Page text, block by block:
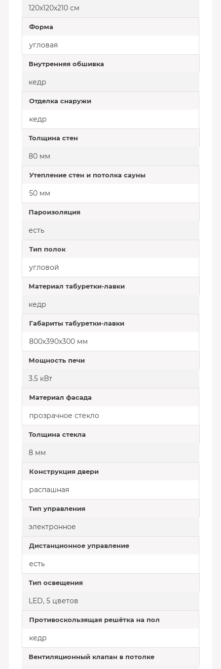
120х120х210 см
Форма
угловая
Внутренняя обшивка
кедр
Отделка снаружи
кедр
Толщина стен
80 мм
Утепление стен и потолка сауны
50 мм
Пароизоляция
есть
Тип полок
угловой
Материал табуретки-лавки
кедр
Габариты табуретки-лавки
800х390х300 мм
Мощность печи
3.5 кВт
Материал фасада
прозрачное стекло
Толщина стекла
8 мм
Конструкция двери
распашная
Тип управления
электронное
Дистанционное управление
есть
Тип освещения
LED, 5 цветов
Противоскользящая решётка на пол
кедр
Вентиляционный клапан в потолке